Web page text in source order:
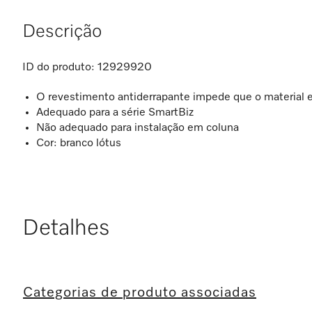
Descrição
ID do produto: 12929920
O revestimento antiderrapante impede que o material
Adequado para a série SmartBiz
Não adequado para instalação em coluna
Cor: branco lótus
Detalhes
Categorias de produto associadas